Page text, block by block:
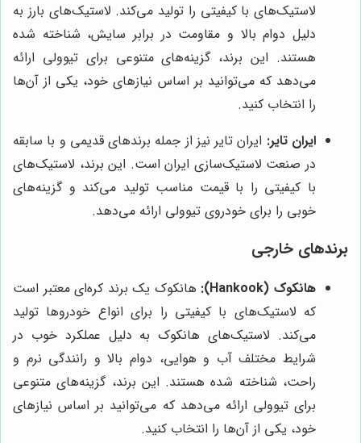
لاستیک‌های با کیفیتی را تولید می‌کند. لاستیک‌های بارز به
دلیل دوام بالا و مقاومت در برابر سایش، شناخته شده
هستند. این برند، گزینه‌های متنوعی برای تیوولی ارائه
می‌دهد که می‌توانید بر اساس نیازهای خود، یکی از آن‌ها
را انتخاب کنید.
ایران تایر: ایران تایر نیز از جمله برندهای قدیمی و با سابقه
در صنعت لاستیک‌سازی ایران است. این برند، لاستیک‌های
با کیفیتی را با قیمت مناسب تولید می‌کند و گزینه‌های
خوبی را برای خودروی تیوولی ارائه می‌دهد.
برندهای خارجی
هانکوک (Hankook):
هانکوک یک برند کره‌ای معتبر است
که لاستیک‌های با کیفیتی را برای انواع خودروها تولید
می‌کند. لاستیک‌های هانکوک به دلیل عملکرد خوب در
شرایط مختلف آب و هوایی، دوام بالا و رانندگی نرم و
راحت، شناخته شده هستند. این برند، گزینه‌های متنوعی
برای تیوولی ارائه می‌دهد که می‌توانید بر اساس نیازهای
خود، یکی از آن‌ها را انتخاب کنید.